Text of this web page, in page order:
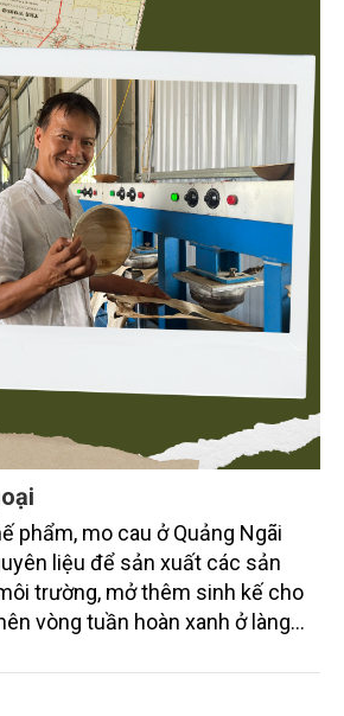
phẩm, mo cau ở Quảng Ngãi
liệu để sản xuất các sản
trường, mở thêm sinh kế cho
vòng tuần hoàn xanh ở làng
đã được thị trường trong nước